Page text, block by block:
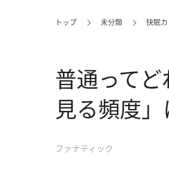
トップ 未分類 快眠
普通って
見る頻度」
ファナティック